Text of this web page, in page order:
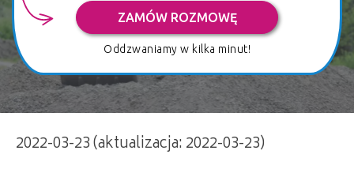
ZAMÓW ROZMOWĘ
Oddzwaniamy w kilka minut!
2022-03-23 (aktualizacja: 2022-03-23)
Budowa domu umowa z wykonawcą wzór |